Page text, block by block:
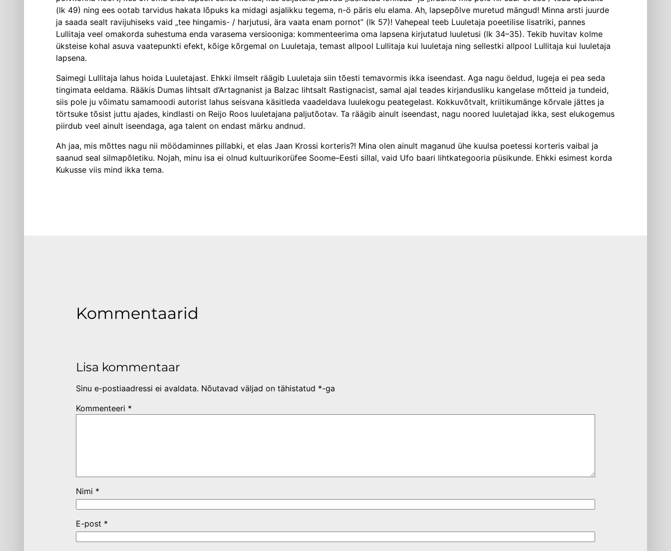
(lk 49) ning ees ootab tarvidus hakata lõpuks ka midagi asjalikku tegema, n-ö päris elu elama. Ah, lapsepõlve muretud mängud! Minna arsti juurde
ja saada sealt ravijuhiseks vaid „tee hingamis- / harjutusi, ära vaata enam pornot” (lk 57)! Vahepeal teeb Luuletaja poeetilise lisatriki, pannes
Lullitaja veel omakorda suhestuma enda varasema versiooniga: kommenteerima oma lapsena kirjutatud luuletusi (lk 34–35). Tekib huvitav kolme
üksteise kohal asuva vaatepunkti efekt, kõige kõrgemal on Luuletaja, temast allpool Lullitaja kui luuletaja ning sellestki allpool Lullitaja kui luuletaja
lapsena.
Saimegi Lullitaja lahus hoida Luuletajast. Ehkki ilmselt räägib Luuletaja siin tõesti temavormis ikka iseendast. Aga nagu öeldud, lugeja ei pea seda
tingimata eeldama. Rääkis Dumas lihtsalt d’Artagnanist ja Balzac lihtsalt Rastignacist, samal ajal teades kirjandusliku kangelase mõtteid ja tundeid,
siis pole ju võimatu samamoodi autorist lahus seisvana käsitleda vaadeldava luulekogu peategelast. Kokkuvõtvalt, kriitiku­mänge kõrvale jättes ja
törtsuke tõsist juttu ajades, kindlasti on Reijo Roos luuletajana paljutõotav. Ta räägib ainult iseendast, nagu noored luuletajad ikka, sest elukogemus
piirdub veel ainult iseendaga, aga talent on endast märku andnud.
Ah jaa, mis mõttes nagu nii möödaminnes pillabki, et elas Jaan Krossi korteris?! Mina olen ainult maganud ühe kuulsa poetessi korteris vaibal ja
saanud seal silmapõletiku. Nojah, minu isa ei olnud kultuurikorüfee Soome–Eesti sillal, vaid Ufo baari lihtkategooria püsikunde. Ehkki esimest korda
Kukusse viis mind ikka tema.
Kommentaarid
Lisa kommentaar
Sinu e-postiaadressi ei avaldata. Nõutavad väljad on tähistatud *-ga
Kommenteeri *
Nimi *
E-post *